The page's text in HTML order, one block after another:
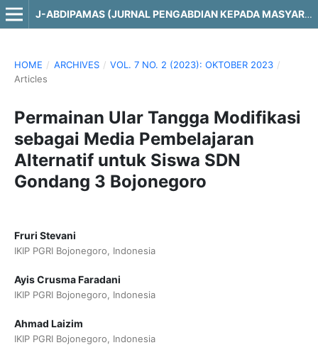
J-ABDIPAMAS (JURNAL PENGABDIAN KEPADA MASYARAKAT)
HOME / ARCHIVES / VOL. 7 NO. 2 (2023): OKTOBER 2023 /
Articles
Permainan Ular Tangga Modifikasi
sebagai Media Pembelajaran
Alternatif untuk Siswa SDN
Gondang 3 Bojonegoro
Fruri Stevani
IKIP PGRI Bojonegoro, Indonesia
Ayis Crusma Faradani
IKIP PGRI Bojonegoro, Indonesia
Ahmad Laizim
IKIP PGRI Bojonegoro, Indonesia